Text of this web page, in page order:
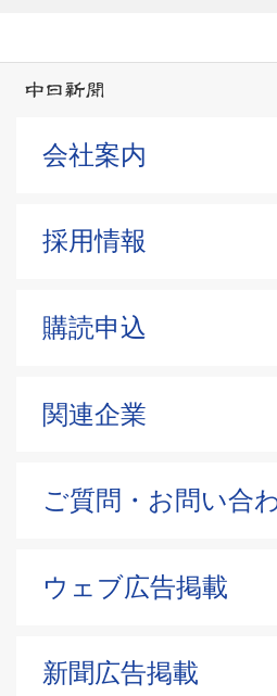
会社案内
採用情報
購読申込
関連企業
ご質問・お問い合
ウェブ広告掲載
新聞広告掲載